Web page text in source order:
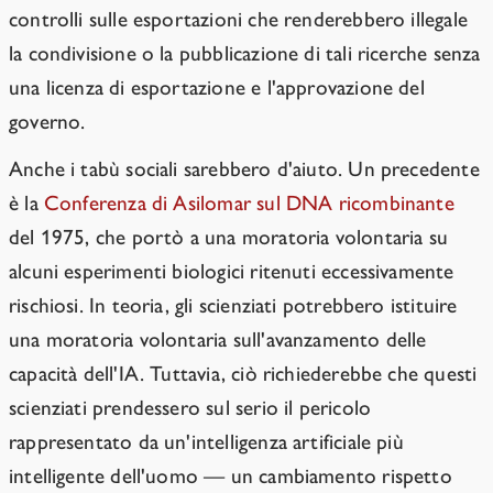
controlli sulle esportazioni che renderebbero illegale
la condivisione o la pubblicazione di tali ricerche senza
una licenza di esportazione e l'approvazione del
governo.
Anche i tabù sociali sarebbero d'aiuto. Un precedente
è la Conferenza di Asilomar sul DNA ricombinante
del 1975, che portò a una moratoria volontaria su
alcuni esperimenti biologici ritenuti eccessivamente
rischiosi. In teoria, gli scienziati potrebbero istituire
una moratoria volontaria sull'avanzamento delle
capacità dell'IA. Tuttavia, ciò richiederebbe che questi
scienziati prendessero sul serio il pericolo
rappresentato da un'intelligenza artificiale più
intelligente dell'uomo — un cambiamento rispetto